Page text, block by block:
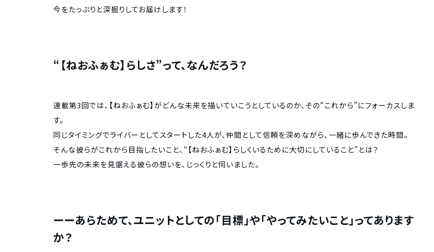
今をたっぷりと深掘りしてお届けします！
“【ねおふぁむ】らしさ”って、なんだろう？
連載第3回では、【ねおふぁむ】がどんな未来を描いていこうとしているのか、その“これから”にフォーカスしま
す。
同じタイミングでライバーとしてスタートした4人が、仲間として信頼を深めながら、一緒に歩んできた時間。
そんな彼らがこれから目指したいこと、“【ねおふぁむ】らしくいるために大切にしていること”とは？
一歩先の未来を見据える彼らの想いを、じっくりと伺いました。
ーーあらためて、ユニットとしての「目標」や「やってみたいこと」ってあります
か？